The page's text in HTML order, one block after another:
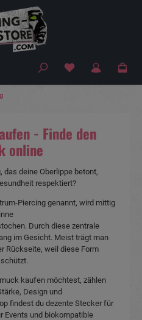
- Finde den
online
das deine Oberlippe betont,
respektiert?
Piercing genannt, wird mittig
Durch diese zentrale
im Gesicht. Meist trägt man
Rückseite, weil diese Form
kaufen möchtest, zählen
Design und
findest du dezente Stecker für
Events und biokompatible